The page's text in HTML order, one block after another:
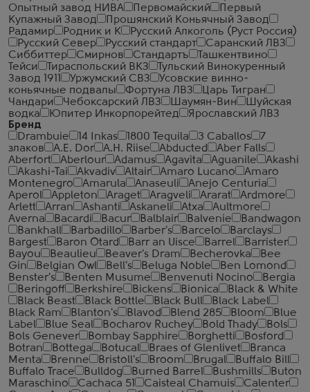
Опытный завод НИВА
Первомайский
Первый
Купажный Завод
Прошянский Коньячный Завод
Радамир
Родник и К
Русский Алкоголь (Руст Россия)
Русский Север
Русский стандарт
Саранский ЛВЗ
Сиббиттер
Смирнов Стандартъ
Ташкентвино
Тейси
Тираспольский ВКЗ
Тульский Винокуренный
Завод 1911
Уржумский СВЗ
Усовские винно-
коньячные подвалы
Фортуна ЛВЗ
Царь Тигран
Чандари
Чебоксарский ЛВЗ Шаумян-Вин
Шуйская
водка
Юпитер Инкорпорейтед
Ярославский ЛВЗ
Бренд
Drambuie
14 Inkas 1800 Tequila 3 Caballos
7
злаков
A.E. Dor A.H. Riise Abducted
Aber Falls
Aberfort
Aberlour Adamus Agavita Aguanile
Akashi
Akashi-Tai
Akvadiv Altair Amaro Lucano
Amaro
Montenegro
Amarula Anaseuli
Anejo Centuria
Aperol
Appleton Araget Aragveli Ararat
Ardmore
Arlett
Arran Ashanti Askaneli Atxa
Aultmore
Averna
Bacardi Bacur Balblair Balvenie
Bandwagon
Bankhall
Barbadillo Barber's Barcelo
Barclays
Bargest
Baron Otard Barr an Uisce Barrel
Barrister
Bayou
Beaulieu Beaver's Dram Becherovka
Bee
Gin
Belgian Owl Bell's Beluga Noble
Ben Lomond
Benster's
Benten Musume Benvenuti Nocino
Bergia
Beringoff
Berkshire Bickens Bionica
Black & White
Black Beast
Black Bottle Black Bull
Black Label
Black Ram
Blanton's Blavod Blend 285 Bloom
Blue
Label
Blue Seal Bocharov Ruchey Bold Thady
Bols
Bols Genever
Bombay Sapphire Borghetti
Bosford
Botran
Bottega Botucal Braes of Glenlivet
Branca
Menta
Brenne Bristoll's Broom Brugal
Buffalo Bill
Buffalo Trace
Bulldog Burned Barrel Bushmills
Buton
Maraschino
Cachaca 51 Caisteal Chamuis
Calenter